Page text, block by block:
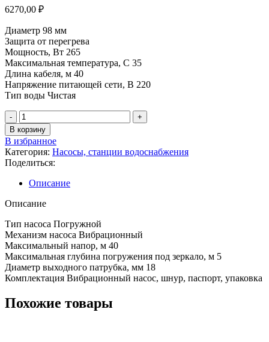
6270,00 ₽
Диаметр 98 мм
Защита от перегрева
Мощность, Вт 265
Максимальная температура, С 35
Длина кабеля, м 40
Напряжение питающей сети, В 220
Тип воды Чистая
В корзину
В избранное
Категория: Насосы, станции водоснабжения
Поделиться:
Описание
Описание
Тип насоса Погружной
Механизм насоса Вибрационный
Максимальный напор, м 40
Максимальная глубина погружения под зеркало, м 5
Диаметр выходного патрубка, мм 18
Комплектация Вибрационный насос, шнур, паспорт, упаковка
Похожие товары